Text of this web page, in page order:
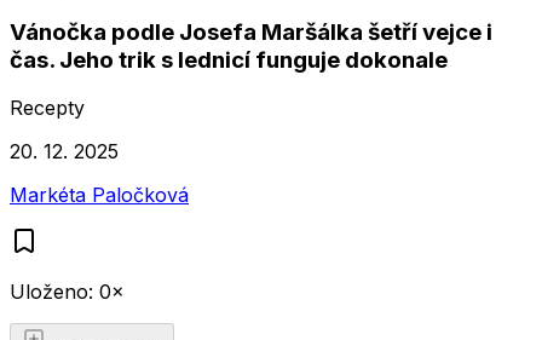
Vánočka podle Josefa Maršálka šetří vejce i
čas. Jeho trik s lednicí funguje dokonale
Recepty
20. 12. 2025
Markéta Paločková
Uloženo: 0×